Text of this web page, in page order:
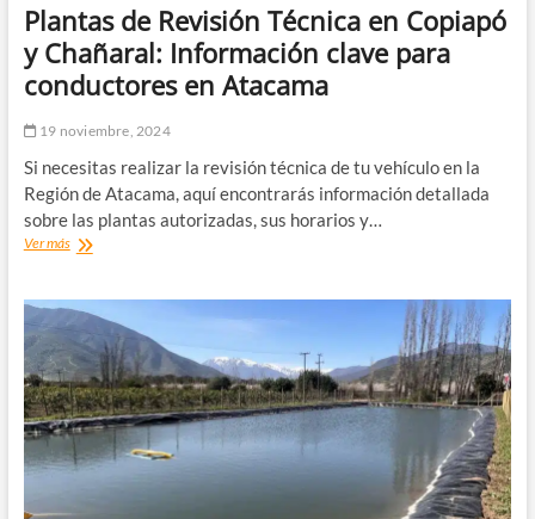
Plantas de Revisión Técnica en Copiapó
y Chañaral: Información clave para
conductores en Atacama
19 noviembre, 2024
Si necesitas realizar la revisión técnica de tu vehículo en la
Región de Atacama, aquí encontrarás información detallada
sobre las plantas autorizadas, sus horarios y…
Ver másPlantas
Técnica
en
Copiapó
y
Chañaral:
Información
clave
para
conductores